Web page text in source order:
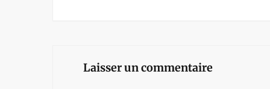
Laisser un commentaire